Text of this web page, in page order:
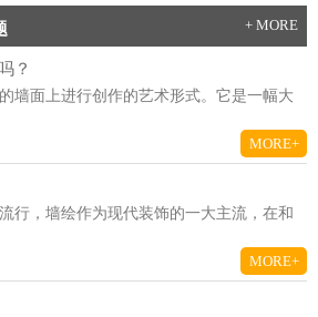
+ MORE
？
墙面上进行创作的艺术形式。它是一幅大
MORE+
行，墙绘作为现代装饰的一大主流，在和
MORE+